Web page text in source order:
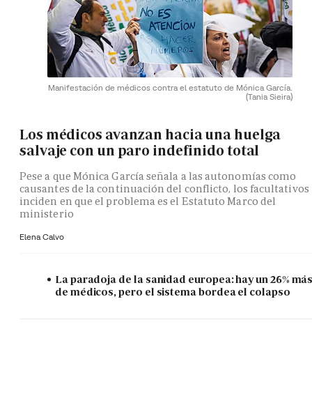
Manifestación de médicos contra el estatuto de Mónica García.
(Tania Sieira)
Los médicos avanzan hacia una huelga
salvaje con un paro indefinido total
Pese a que Mónica García señala a las autonomías como
causantes de la continuación del conflicto, los facultativos
inciden en que el problema es el Estatuto Marco del
ministerio
Elena Calvo
La paradoja de la sanidad europea: hay un 26%
de médicos, pero el sistema bordea el colapso